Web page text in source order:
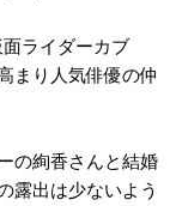
ライダーカブ
まり人気俳優の仲
の絢香さんと結婚
露出は少ないよう